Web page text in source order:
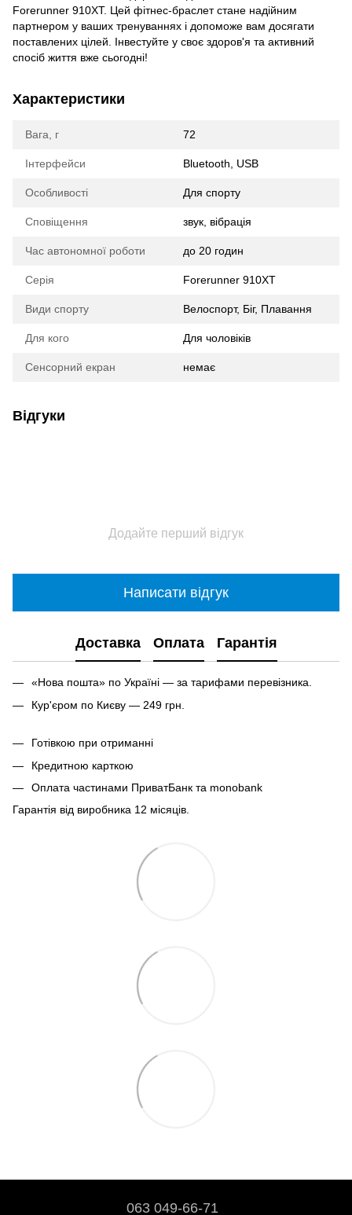
Forerunner 910XT. Цей фітнес-браслет стане надійним
партнером у ваших тренуваннях і допоможе вам досягати
поставлених цілей. Інвестуйте у своє здоров'я та активний
спосіб життя вже сьогодні!
Характеристики
Вага, г 72
Інтерфейси Bluetooth, USB
Особливості Для спорту
Сповіщення звук, вібрація
Час автономної роботи до 20 годин
Серія Forerunner 910XT
Види спорту Велоспорт, Біг, Плавання
Для кого Для чоловіків
Сенсорний екран немає
Відгуки
Додайте перший відгук
Написати відгук
Доставка Оплата Гарантія
«Нова пошта» по Україні — за тарифами перевізника.
Кур'єром по Києву — 249 грн.
Готівкою при отриманні
Кредитною карткою
Оплата частинами ПриватБанк та monobank
Гарантія від виробника 12 місяців.
063 049-66-71